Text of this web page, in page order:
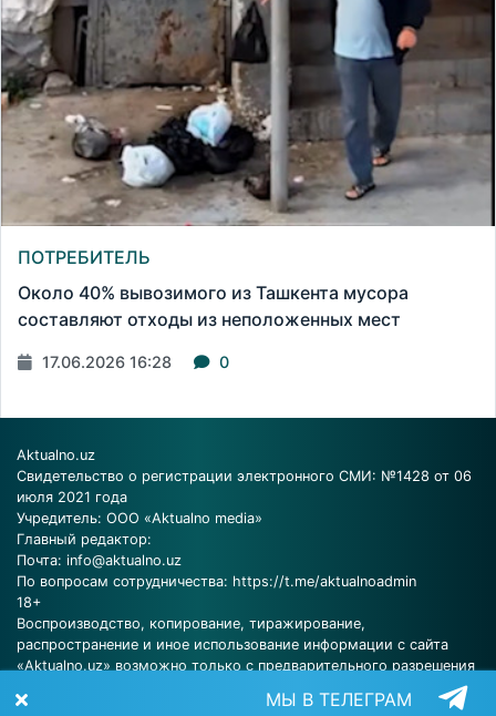
ПОТРЕБИТЕЛЬ
Около 40% вывозимого из Ташкента мусора
составляют отходы из неположенных мест
17.06.2026 16:28 0
Aktualno.uz
Свидетельство о регистрации электронного СМИ: №1428 от 06
июля 2021 года
Учредитель: ООО «Aktualno media»
Главный редактор:
Почта: info@aktualno.uz
По вопросам сотрудничества: https://t.me/aktualnoadmin
18+
Воспроизводство, копирование, тиражирование,
распространение и иное использование информации с сайта
«Aktualno.uz» возможно только с предварительного разрешения
МЫ В ТЕЛЕГРАМ